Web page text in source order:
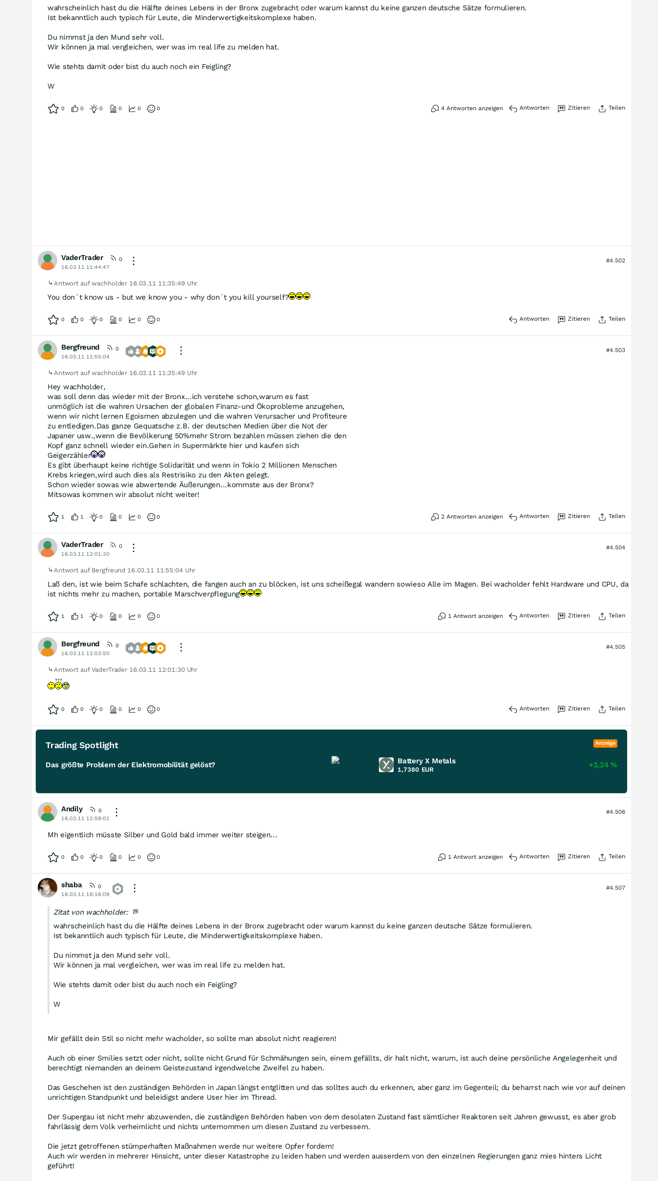
wahrscheinlich hast du die Hälfte deines Lebens in der Bronx zugebracht oder warum kannst du keine ganzen deutsche Sätze formulieren.
Ist bekanntlich auch typisch für Leute, die Minderwertigkeitskomplexe haben.
Du nimmst ja den Mund sehr voll.
Wir können ja mal vergleichen, wer was im real life zu melden hat.
Wie stehts damit oder bist du auch noch ein Feigling?
W
0 0 0 0 0 0 4 Antworten anzeigen Antworten Zitieren Teilen
VaderTrader
0
16.03.11 11:44:47
#4.502
Antwort auf wachholder 16.03.11 11:35:49 Uhr
You don´t know us - but we know you - why don´t you kill yourself?
0 0 0 0 0 0 Antworten Zitieren Teilen
Bergfreund
0
16.03.11 11:55:04
#4.503
Antwort auf wachholder 16.03.11 11:35:49 Uhr
Hey wachholder,
was soll denn das wieder mit der Bronx...ich verstehe schon,warum es fast
unmöglich ist die wahren Ursachen der globalen Finanz-und Ökoprobleme anzugehen,
wenn wir nicht lernen Egoismen abzulegen und die wahren Verursacher und Profiteure
zu entledigen.Das ganze Gequatsche z.B. der deutschen Medien über die Not der
Japaner usw.,wenn die Bevölkerung 50%mehr Strom bezahlen müssen ziehen die den
Kopf ganz schnell wieder ein.Gehen in Supermärkte hier und kaufen sich
Geigerzähler
Es gibt überhaupt keine richtige Solidarität und wenn in Tokio 2 Millionen Menschen
Krebs kriegen,wird auch dies als Restrisiko zu den Akten gelegt.
Schon wieder sowas wie abwertende Äußerungen...kommste aus der Bronx?
Mitsowas kommen wir absolut nicht weiter!
1 1 0 0 0 0 2 Antworten anzeigen Antworten Zitieren Teilen
VaderTrader
0
16.03.11 12:01:30
#4.504
Antwort auf Bergfreund 16.03.11 11:55:04 Uhr
Laß den, ist wie beim Schafe schlachten, die fangen auch an zu blöcken, ist uns scheißegal wandern sowieso Alle im Magen. Bei wacholder fehlt Hardware und CPU, da
ist nichts mehr zu machen, portable Marschverpflegung
1 1 0 0 0 0 1 Antwort anzeigen Antworten Zitieren Teilen
Bergfreund
0
16.03.11 12:03:50
#4.505
Antwort auf VaderTrader 16.03.11 12:01:30 Uhr
0 0 0 0 0 0 Antworten Zitieren Teilen
Trading Spotlight Anzeige
Das größte Problem der Elektromobilität gelöst? Battery X Metals
1,7380 EUR
+2,24%
Andily
0
16.03.11 12:59:01
#4.506
Mh eigentlich müsste Silber und Gold bald immer weiter steigen...
0 0 0 0 0 0 1 Antwort anzeigen Antworten Zitieren Teilen
shaba
0
16.03.11 16:16:09
#4.507
Zitat von wachholder:
wahrscheinlich hast du die Hälfte deines Lebens in der Bronx zugebracht oder warum kannst du keine ganzen deutsche Sätze formulieren.
Ist bekanntlich auch typisch für Leute, die Minderwertigkeitskomplexe haben.
Du nimmst ja den Mund sehr voll.
Wir können ja mal vergleichen, wer was im real life zu melden hat.
Wie stehts damit oder bist du auch noch ein Feigling?
W
Mir gefällt dein Stil so nicht mehr wacholder, so sollte man absolut nicht reagieren!
Auch ob einer Smilies setzt oder nicht, sollte nicht Grund für Schmähungen sein, einem gefällts, dir halt nicht, warum, ist auch deine persönliche Angelegenheit und
berechtigt niemanden an deinem Geistezustand irgendwelche Zweifel zu haben.
Das Geschehen ist den zuständigen Behörden in Japan längst entglitten und das solltes auch du erkennen, aber ganz im Gegenteil; du beharrst nach wie vor auf deinen
unrichtigen Standpunkt und beleidigst andere User hier im Thread.
Der Supergau ist nicht mehr abzuwenden, die zuständigen Behörden haben von dem desolaten Zustand fast sämtlicher Reaktoren seit Jahren gewusst, es aber grob
fahrlässig dem Volk verheimlicht und nichts unternommen um diesen Zustand zu verbessern.
Die jetzt getroffenen stümperhaften Maßnahmen werde nur weitere Opfer fordern!
Auch wir werden in mehrerer Hinsicht, unter dieser Katastrophe zu leiden haben und werden ausserdem von den einzelnen Regierungen ganz mies hinters Licht
geführt!